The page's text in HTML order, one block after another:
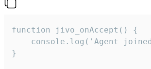
function jivo_onAccept() {
}